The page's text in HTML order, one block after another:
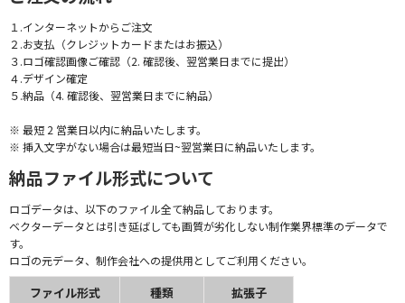
１.インターネットからご注文
２.お支払（クレジットカードまたはお振込）
３.ロゴ確認画像ご確認（2. 確認後、翌営業日までに提出）
４.デザイン確定
５.納品（4. 確認後、翌営業日までに納品）
※ 最短 2 営業日以内に納品いたします。
※ 挿入文字がない場合は最短当日~翌営業日に納品いたします。
納品ファイル形式について
ロゴデータは、以下のファイル全て納品しております。
ベクターデータとは引き延ばしても画質が劣化しない制作業界標準のデータで
す。
ロゴの元データ、制作会社への提供用としてご利用ください。
ファイル形式 種類
拡張子